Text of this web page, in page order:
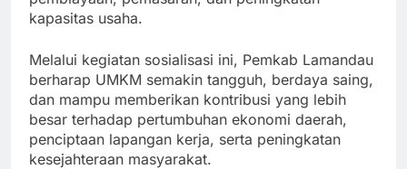
kapasitas usaha.
Melalui kegiatan sosialisasi ini, Pemkab Lamandau
berharap UMKM semakin tangguh, berdaya saing,
dan mampu memberikan kontribusi yang lebih
besar terhadap pertumbuhan ekonomi daerah,
penciptaan lapangan kerja, serta peningkatan
kesejahteraan masyarakat.